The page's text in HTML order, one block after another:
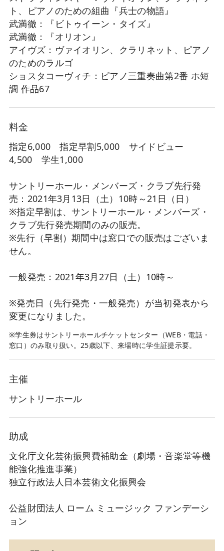
ト、ピアノのための組曲『兵士の物語』
武満徹：『ビトゥイーン・タイズ』
武満徹：『オリオン』
アイヴズ：ヴァイオリン、クラリネット、ピアノ
のためのラルゴ
ショスタコーヴィチ：ピアノ三重奏曲第2番 ホ短
調 作品67
料金
指定6,000 指定早割5,000 サイドビュー
4,500 学生1,000
サントリーホール・メンバーズ・クラブ先行発
売：2021年3月13日（土）10時～21日（日）
※指定早割は、サントリーホール・メンバーズ・
クラブ先行発売期間のみの販売。
※先行（早割）期間中は窓口での販売はございま
せん。
一般発売：2021年3月27日（土）10時～
※発売日（先行発売・一般発売）が当初発表から
変更になりました。
※学生券はサントリーホールチケットセンター（WEB・電話・
窓口）のみ取り扱い。25歳以下、来場時に学生証提示要。
主催
サントリーホール
助成
文化庁文化芸術振興費補助金（劇場・音楽堂等機
能強化推進事業）
独立行政法人日本芸術文化振興会
公益財団法人 ローム ミュージック ファンデーシ
ョン